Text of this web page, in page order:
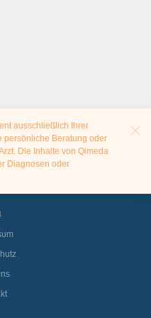
ausschließlich Ihrer
persönliche Beratung oder
Die Inhalte von Qimeda
Diagnosen oder